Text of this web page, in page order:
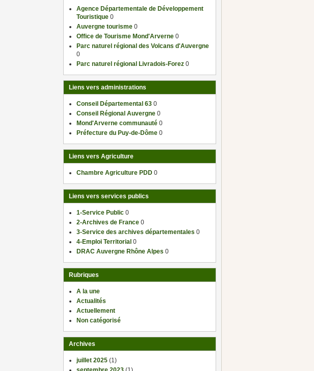
Agence Départementale de Développement
Touristique 0
Auvergne tourisme 0
Office de Tourisme Mond'Arverne 0
Parc naturel régional des Volcans d'Auvergne
0
Parc naturel régional Livradois-Forez 0
Liens vers administrations
Conseil Départemental 63 0
Conseil Régional Auvergne 0
Mond'Arverne communauté 0
Préfecture du Puy-de-Dôme 0
Liens vers Agriculture
Chambre Agriculture PDD 0
Liens vers services publics
1-Service Public 0
2-Archives de France 0
3-Service des archives départementales 0
4-Emploi Territorial 0
DRAC Auvergne Rhône Alpes 0
Rubriques
A la une
Actualités
Actuellement
Non catégorisé
Archives
juillet 2025 (1)